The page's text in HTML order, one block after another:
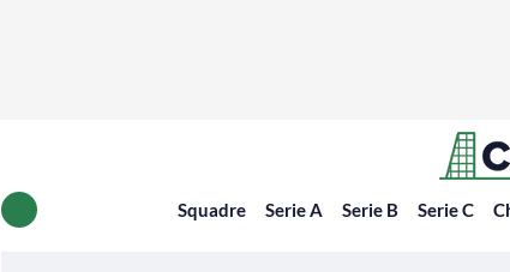
Squadre Serie A Serie B Serie C